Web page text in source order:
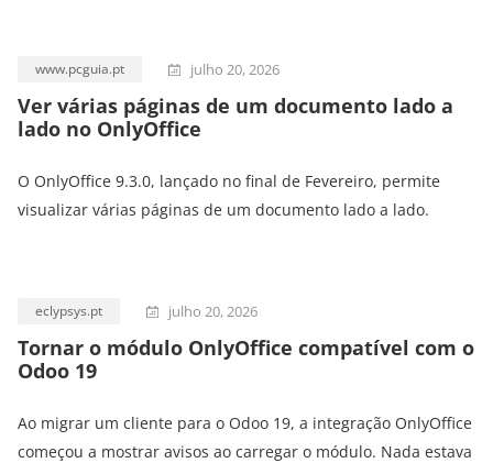
www.pcguia.pt julho 20, 2026
Ver várias páginas de um documento lado a
lado no OnlyOffice
O OnlyOffice 9.3.0, lançado no final de Fevereiro, permite
visualizar várias páginas de um documento lado a lado.
eclypsys.pt julho 20, 2026
Tornar o módulo OnlyOffice compatível com o
Odoo 19
Ao migrar um cliente para o Odoo 19, a integração OnlyOffice
começou a mostrar avisos ao carregar o módulo. Nada estava